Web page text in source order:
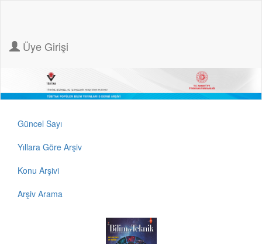
Üye Girişi
Güncel Sayı
Yıllara Göre Arşiv
Konu Arşivi
Arşiv Arama